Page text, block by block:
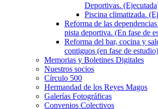
Deportivas.
Piscina climatizada.
Reforma de las
pista deportiva. (En fase de
Reforma del bar, cocina y
contiguos (en fase de estudio)
Memorias y Boletines Digitales
Nuestros socios
Círculo 500
Hermandad de los Reyes Magos
Galerías Fotográficas
Convenios Colectivos